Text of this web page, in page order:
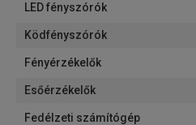
LED fényszórók
Ködfényszórók
Fényérzékelők
Esőérzékelők
Fedélzeti számítógép